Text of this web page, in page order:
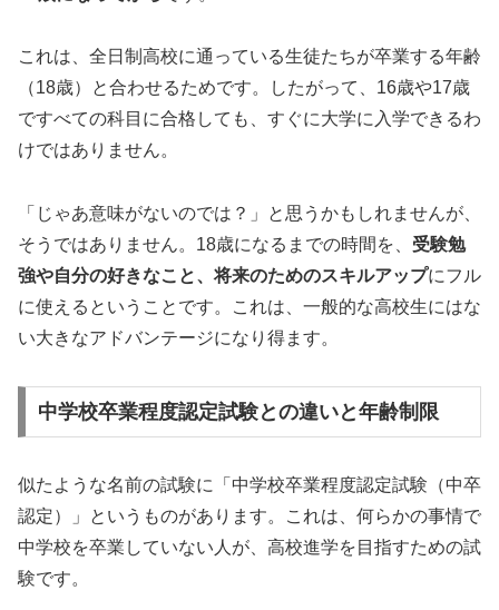
これは、全日制高校に通っている生徒たちが卒業する年齢
（18歳）と合わせるためです。したがって、16歳や17歳
ですべての科目に合格しても、すぐに大学に入学できるわ
けではありません。
「じゃあ意味がないのでは？」と思うかもしれませんが、
そうではありません。18歳になるまでの時間を、 受験勉
強や自分の好きなこと、将来のためのスキルアップにフル
に使えるということです。これは、一般的な高校生にはな
い大きなアドバンテージになり得ます。
中学校卒業程度認定試験との違いと年齢制限
似たような名前の試験に「中学校卒業程度認定試験（中卒
認定）」というものがあります。これは、何らかの事情で
中学校を卒業していない人が、高校進学を目指すための試
験です。